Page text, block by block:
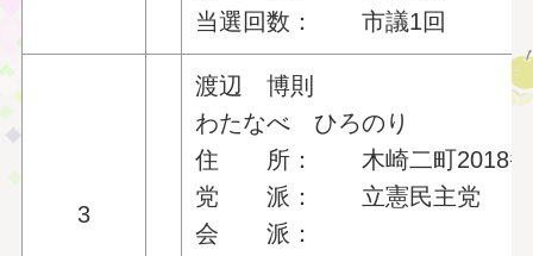
当選回数： 市議1回
3
渡辺 博則
わたなべ ひろのり
住 所： 木崎二町2018番
党 派： 立憲民主党
会 派：